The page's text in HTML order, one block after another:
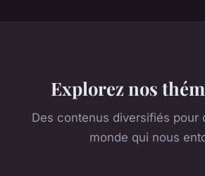
Explorez nos
Des contenus diversifiés pour
monde qui nous